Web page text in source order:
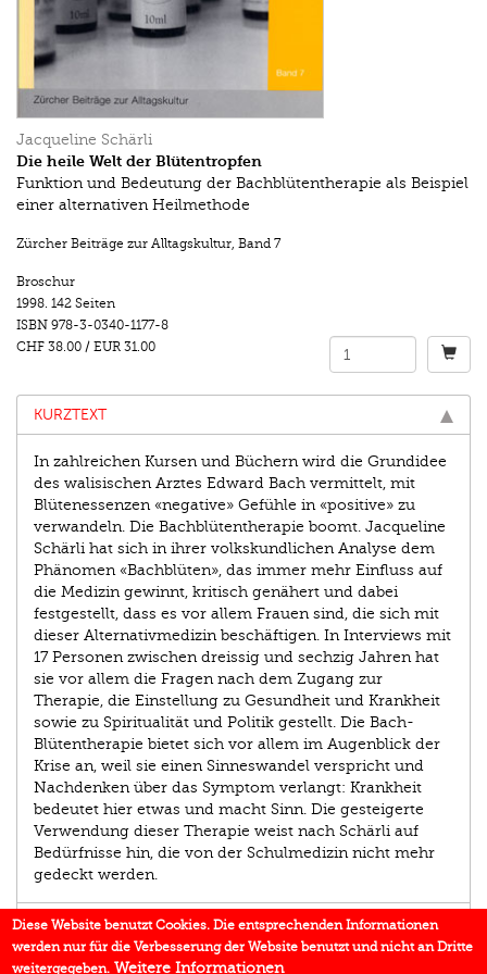
Jacqueline Schärli
Die heile Welt der Blütentropfen
Funktion und Bedeutung der Bachblütentherapie als Beispiel
einer alternativen Heilmethode
Zürcher Beiträge zur Alltagskultur, Band 7
Broschur
1998. 142 Seiten
ISBN 978-3-0340-1177-8
CHF 38.00 / EUR 31.00
KURZTEXT
In zahlreichen Kursen und Büchern wird die Grundidee
des walisischen Arztes Edward Bach vermittelt, mit
Blütenessenzen «negative» Gefühle in «positive» zu
verwandeln. Die Bachblütentherapie boomt. Jacqueline
Schärli hat sich in ihrer volkskundlichen Analyse dem
Phänomen «Bachblüten», das immer mehr Einfluss auf
die Medizin gewinnt, kritisch genähert und dabei
festgestellt, dass es vor allem Frauen sind, die sich mit
dieser Alternativmedizin beschäftigen. In Interviews mit
17 Personen zwischen dreissig und sechzig Jahren hat
sie vor allem die Fragen nach dem Zugang zur
Therapie, die Einstellung zu Gesundheit und Krankheit
sowie zu Spiritualität und Politik gestellt. Die Bach-
Blütentherapie bietet sich vor allem im Augenblick der
Krise an, weil sie einen Sinneswandel verspricht und
Nachdenken über das Symptom verlangt: Krankheit
bedeutet hier etwas und macht Sinn. Die gesteigerte
Verwendung dieser Therapie weist nach Schärli auf
Bedürfnisse hin, die von der Schulmedizin nicht mehr
gedeckt werden.
AUTOR/IN
BUCHREIHE
Diese Website benutzt Cookies. Die entsprechenden Informationen
werden nur für die Verbesserung der Website benutzt und nicht an Dritte
weitergegeben. Weitere Informationen